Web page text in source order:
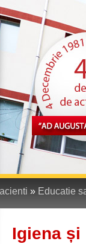
» Educatie
Igiena